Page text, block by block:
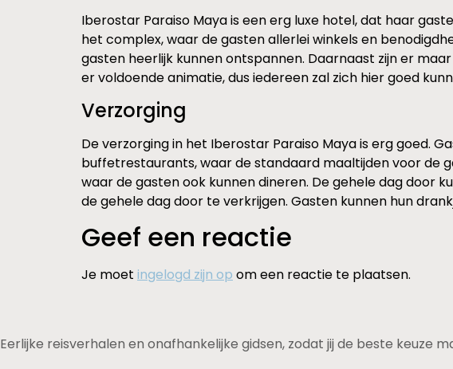
Iberostar Paraiso Maya is een erg luxe hotel, dat haar
het complex, waar de gasten allerlei winkels en
gasten heerlijk kunnen ontspannen. Daarnaast zijn er
er voldoende animatie, dus iedereen zal zich hier goed
Verzorging
De verzorging in het Iberostar Paraiso Maya is erg goed.
buffetrestaurants, waar de standaard maaltijden voor de
waar de gasten ook kunnen dineren. De gehele dag door
de gehele dag door te verkrijgen. Gasten kunnen hun
Geef een reactie
Je moet ingelogd zijn op om een reactie te plaatsen.
Eerlijke reisverhalen en onafhankelijke gidsen, zodat jij de beste keuze